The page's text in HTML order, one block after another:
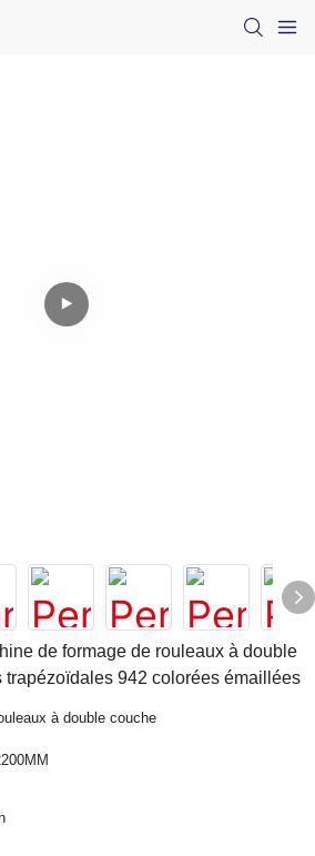
de formage de rouleaux à double
trapézoïdales 942 colorées émaillées
à double couche